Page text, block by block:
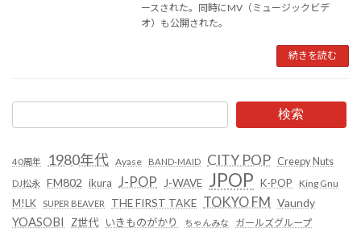
ースされた。同時にMV（ミュージックビデ
オ）も公開された。
続きを読む
検索
40周年 1980年代 Ayase BAND-MAID CITY POP Creepy Nuts
DJ松永 FM802 ikura J-POP J-WAVE JPOP K-POP
King Gnu
M!LK
SUPER BEAVER THE FIRST TAKE TOKYO FM Vaundy
YOASOBI Z世代 いきものがかり ちゃんみな ガールズグループ